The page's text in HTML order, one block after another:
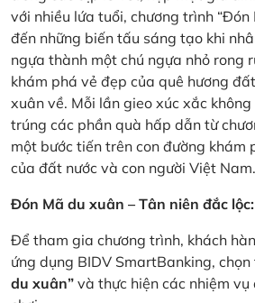
với nhiều lứa tuổi, chương trình
đến những biến tấu sáng tạo khi
ngựa thành một chú ngựa nhỏ rong
khám phá vẻ đẹp của quê hương
xuân về. Mỗi lần gieo xúc xắc
trúng các phần quà hấp dẫn từ
một bước tiến trên con đường khám
của đất nước và con người Việt Nam.
Đón Mã du xuân – Tân niên đắc lộc:
Để tham gia chương trình, khách
ứng dụng BIDV SmartBanking,
du xuân” và thực hiện các nhiệm